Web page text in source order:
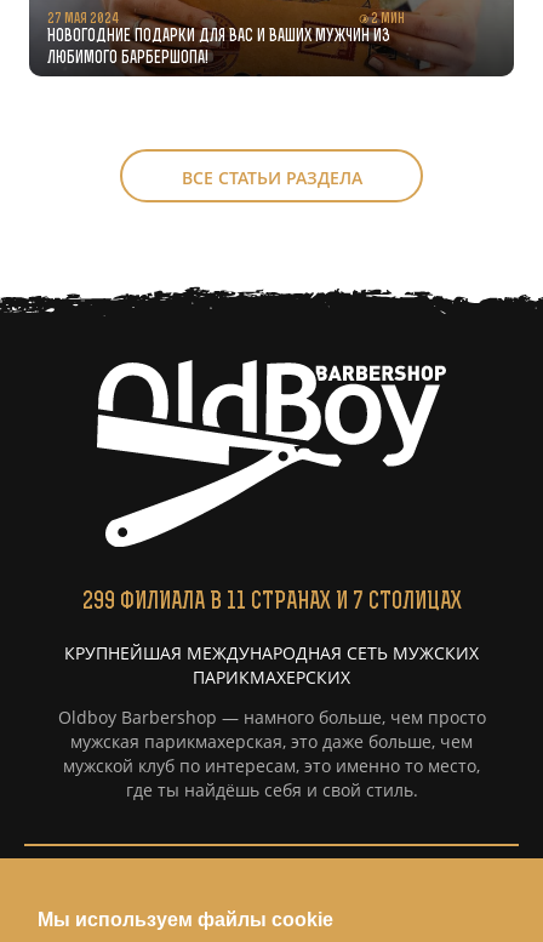
27 мая 2024 2 мин
Новогодние подарки для Вас и Ваших мужчин из
любимого барбершопа!
ВСЕ СТАТЬИ РАЗДЕЛА
299 ФИЛИАЛАВ 11 СТРАНАХ И 7 СТОЛИЦАХ
КРУПНЕЙШАЯ МЕЖДУНАРОДНАЯ СЕТЬ МУЖСКИХ
ПАРИКМАХЕРСКИХ
Oldboy Barbershop — намного больше, чем просто
мужская парикмахерская, это даже больше, чем
мужской клуб по интересам, это именно то место,
где ты найдёшь себя и свой стиль.
Политка конфиденциальности
Мы используем файлы cookie